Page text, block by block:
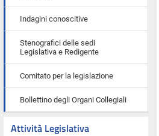
Indagini conoscitive
Stenografici delle sedi
Legislativa e Redigente
Comitato per la legislazione
Bollettino degli Organi Collegiali
Attività Legislativa